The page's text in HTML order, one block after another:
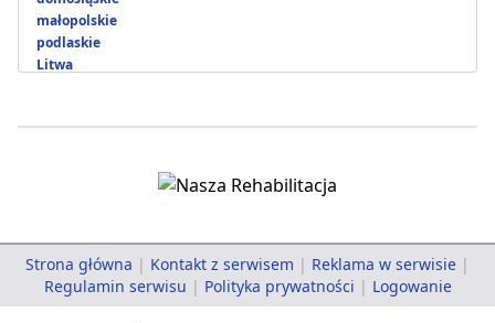
małopolskie
podlaskie
Litwa
Strona główna | Kontakt z serwisem | Reklama w serwisie |
Regulamin serwisu | Polityka prywatności | Logowanie